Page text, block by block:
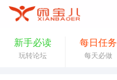
新手必读
玩转论坛
每日任务
每天必做